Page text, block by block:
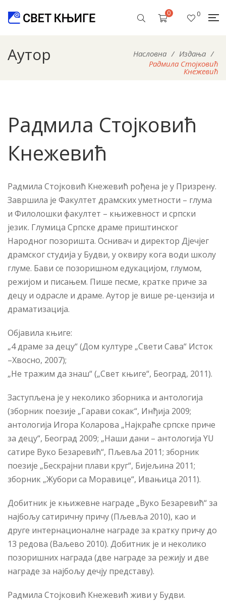
0 0
Аутор Насловна / Издања /
Радмила Стојковић
Кнежевић
Радмила Стојковић
Кнежевић
Радмила Стојковић Кнежевић рођена је у Призрену.
Завршила је Факултет драмских уметности – глума
и Филолошки факултет – књижевност и српски
језик. Глумица Српске драме приштинског
Народног позоришта. Оснивач и директор Дјечјег
драмског студија у Будви, у оквиру кога води школу
глуме. Бави се позоришном едукацијом, глумом,
режијом и писањем. Пише песме, кратке приче за
децу и одрасле и драме. Аутор је више ре-цензија и
драматизација.
Објавила књиге:
„4 драме за децу“ (Дом културе „Свети Сава“ Исток
–Хвосно, 2007);
„Не тражим да знаш“ („Свет књиге“, Београд, 2011).
Заступљена је у неколико зборника и антологија
(зборник поезије „Гарави сокак“, Инђија 2009;
антологија Игора Коларова „Најкраће српске приче
за децу“, Београд 2009; „Наши дани – антологија YU
сатире Вуко Безаревић“, Пљевља 2011; зборник
поезије „Бескрајни плави круг“, Бијељина 2011;
зборник „Жубори са Моравице“, Ивањица 2011).
Добитник је књижевне награде „Вуко Безаревић“ за
најбољу сатиричну причу (Пљевља 2010), као и
друге интернационалне награде за кратку причу до
13 редова (Ваљево 2010). Добитник је и неколико
позоришних награда (две награде за режију и две
награде за најбољу дечју представу).
Радмила Стојковић Кнежевић живи у Будви.